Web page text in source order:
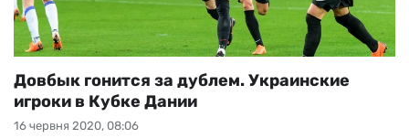
БУКМЕКЕРИ
16 червня 2020, 08:06
Довбык гонится за дублем. Украинские
игроки в Кубке Дании